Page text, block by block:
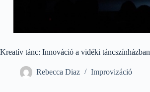
Kreatív tánc: Innováció a vidéki táncszínházban
Rebecca Diaz Improvizáció